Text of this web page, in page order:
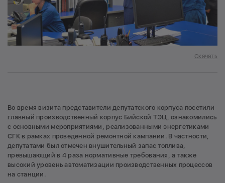
Скачать
Во время визита представители депутатского корпуса посетили
главный производственный корпус Бийской ТЭЦ, ознакомились
с основными мероприятиями, реализованными энергетиками
СГК в рамках проведенной ремонтной кампании. В частности,
депутатами был отмечен внушительный запас топлива,
превышающий в 4 раза нормативные требования, а также
высокий уровень автоматизации производственных процессов
на станции.